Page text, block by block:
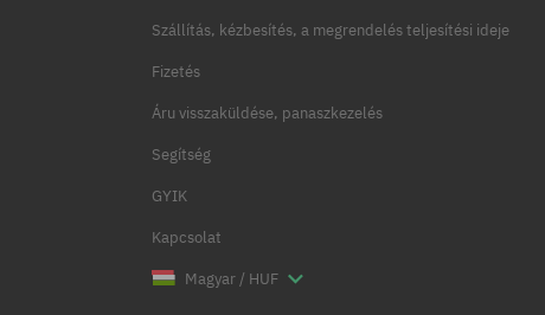
Szállítás, kézbesítés, a megrendelés teljesítési ideje
Fizetés
Áru visszaküldése, panaszkezelés
Segítség
GYIK
Kapcsolat
Magyar / HUF